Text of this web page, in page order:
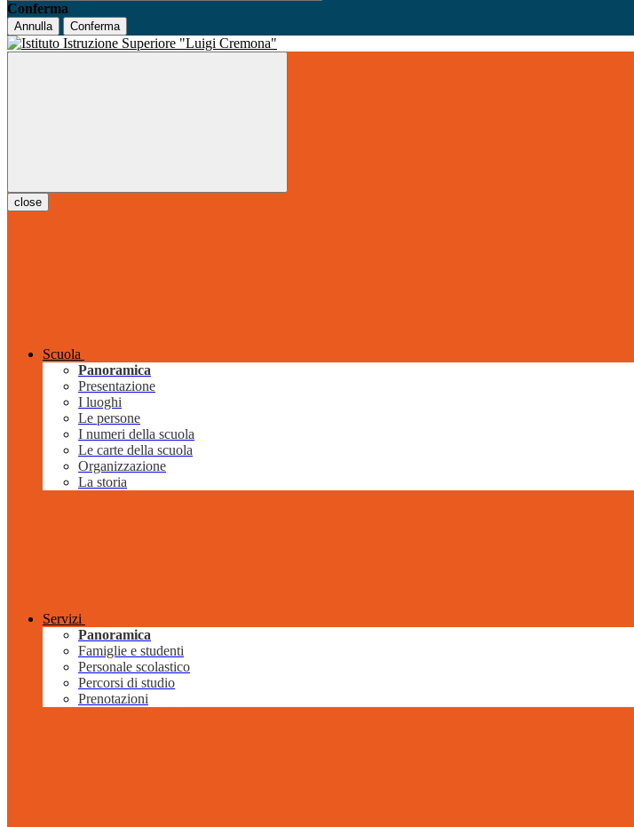
Conferma
Annulla Conferma
close
Scuola
Panoramica
Presentazione
I luoghi
Le persone
I numeri della scuola
Le carte della scuola
Organizzazione
La storia
Servizi
Panoramica
Famiglie e studenti
Personale scolastico
Percorsi di studio
Prenotazioni